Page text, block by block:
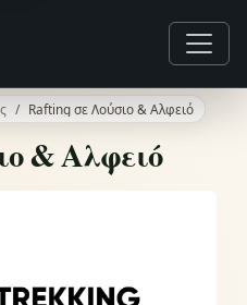
Rafting σε Λούσιο & Αλφειό
& Αλφειό